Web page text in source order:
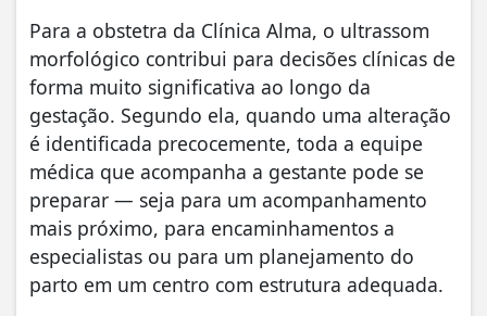
Para a obstetra da Clínica Alma, o ultrassom
morfológico contribui para decisões clínicas de
forma muito significativa ao longo da
gestação. Segundo ela, quando uma alteração
é identificada precocemente, toda a equipe
médica que acompanha a gestante pode se
preparar — seja para um acompanhamento
mais próximo, para encaminhamentos a
especialistas ou para um planejamento do
parto em um centro com estrutura adequada.